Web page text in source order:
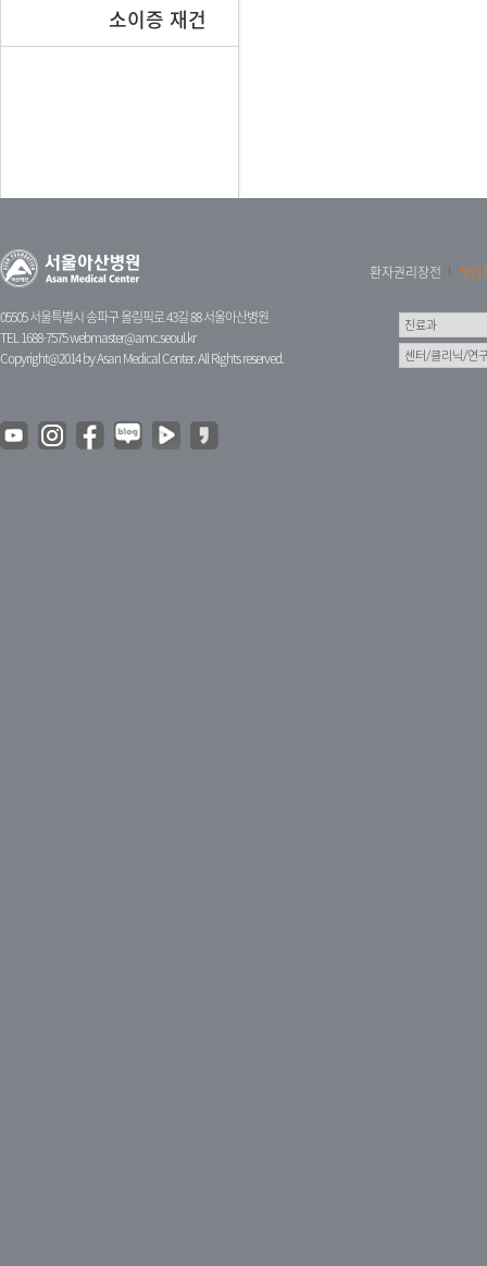
소이증 재건
05505 서울특별시 송파구 올림픽로 43길 88 서울아산병원
TEL 1688-7575webmaster@amc.seoul.kr
Copyright@2014 by Asan Medical Center. All Rights reserved.
환자권리장전 개인